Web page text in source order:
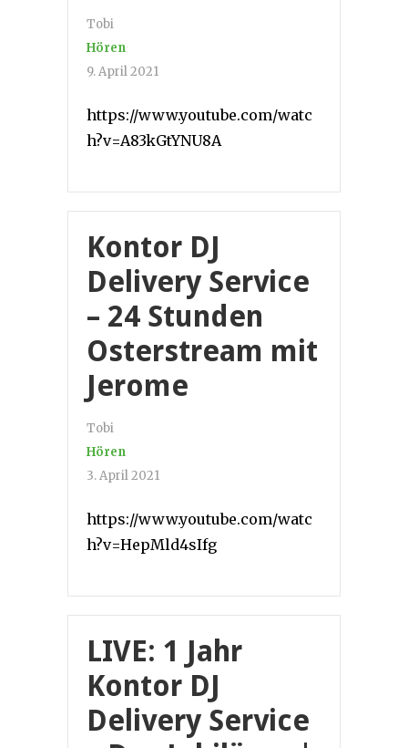
Tobi
Hören
9. April 2021
https://www.youtube.com/watc
h?v=A83kGtYNU8A
Kontor DJ
Delivery Service
– 24 Stunden
Osterstream mit
Jerome
Tobi
Hören
3. April 2021
https://www.youtube.com/watc
h?v=HepMld4sIfg
LIVE: 1 Jahr
Kontor DJ
Delivery Service